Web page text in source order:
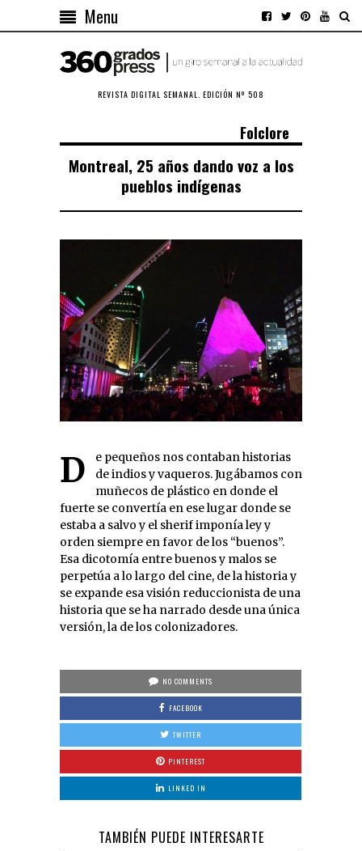
Menu
REVISTA DIGITAL SEMANAL. EDICIÓN Nº 508
Folclore
Montreal, 25 años dando voz a los
pueblos indígenas
De pequeños nos contaban historias
de indios y vaqueros. Jugábamos con
muñecos de plástico en donde el
fuerte se convertía en ese lugar donde se
estaba a salvo y el sherif imponía ley y
orden siempre en favor de los “buenos”.
Esa dicotomía entre buenos y malos se
perpetúa a lo largo del cine, de la historia y
se expande esa visión reduccionista de una
historia que se ha narrado desde una única
versión, la de los colonizadores.
NO COMMENTS
FACEBOOK
TWITTER
PINTEREST
LINKED IN
TAMBIÉN PUEDE INTERESARTE